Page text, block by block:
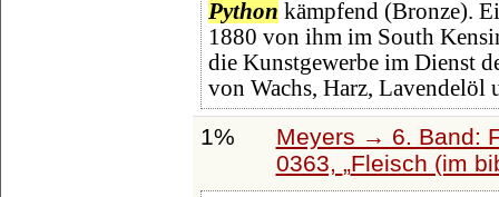
Python kämpfend (Bronze).
1880 von ihm im South
die Kunstgewerbe im Dienst
von Wachs, Harz, Lavendelöl
1%
Meyers → 6. Band:
0363,
Fleisch (im